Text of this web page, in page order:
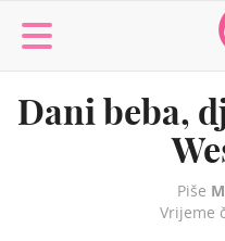
Dani beba,
Piše
Vrijeme